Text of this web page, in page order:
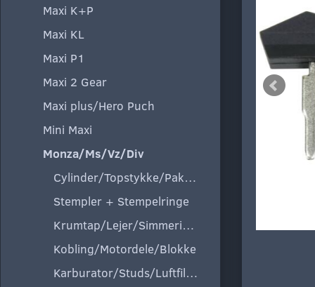
Maxi K+P
Maxi KL
Maxi P1
Maxi 2 Gear
Maxi plus/Hero Puch
Mini Maxi
Monza/Ms/Vz/Div
Cylinder/Topstykke/Pakning
Stempler + Stempelringe
Krumtap/Lejer/Simmeringe
Kobling/Motordele/Blokke
Karburator/Studs/Luftfilter